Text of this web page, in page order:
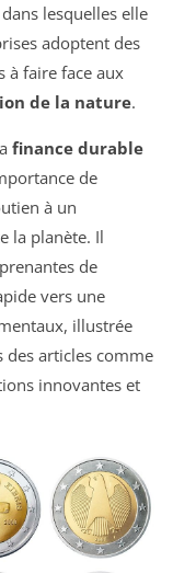
lesquelles elle
adoptent des
à faire face aux
de la nature.
finance durable
de
à un
la planète. Il
de
vers une
illustrée
des articles comme
innovantes et